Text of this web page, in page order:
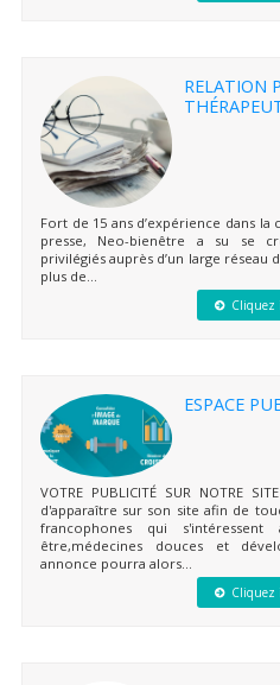
RELATION
Fort de 15 ans d’expérience dans
presse, Neo-bienêtre a su se
privilégiés auprès d’un large réseau
plus de...
Cliquez
ESPACE
VOTRE PUBLICITÉ SUR NOTRE
d'apparaître sur son site afin de
francophones qui
être,médecines douces et
annonce pourra alors...
Cliquez